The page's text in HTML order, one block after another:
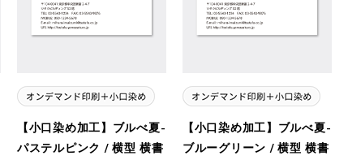
【小口染め加工】ブルべ夏-
パステルピンク / 横型 横書
【小口染め加工】ブルべ夏-
ブルーグリーン / 横型 横書